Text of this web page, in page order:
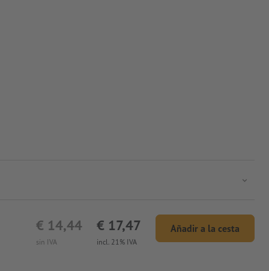
sin IVA
€ 14,44
incl. 21% IVA
€ 17,47 Añadir a la cesta